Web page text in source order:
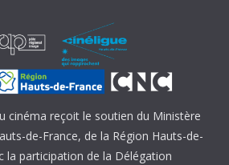
cinéma reçoit le soutien du Ministère
de-France, de la Région Hauts-de-
la participation de la Délégation